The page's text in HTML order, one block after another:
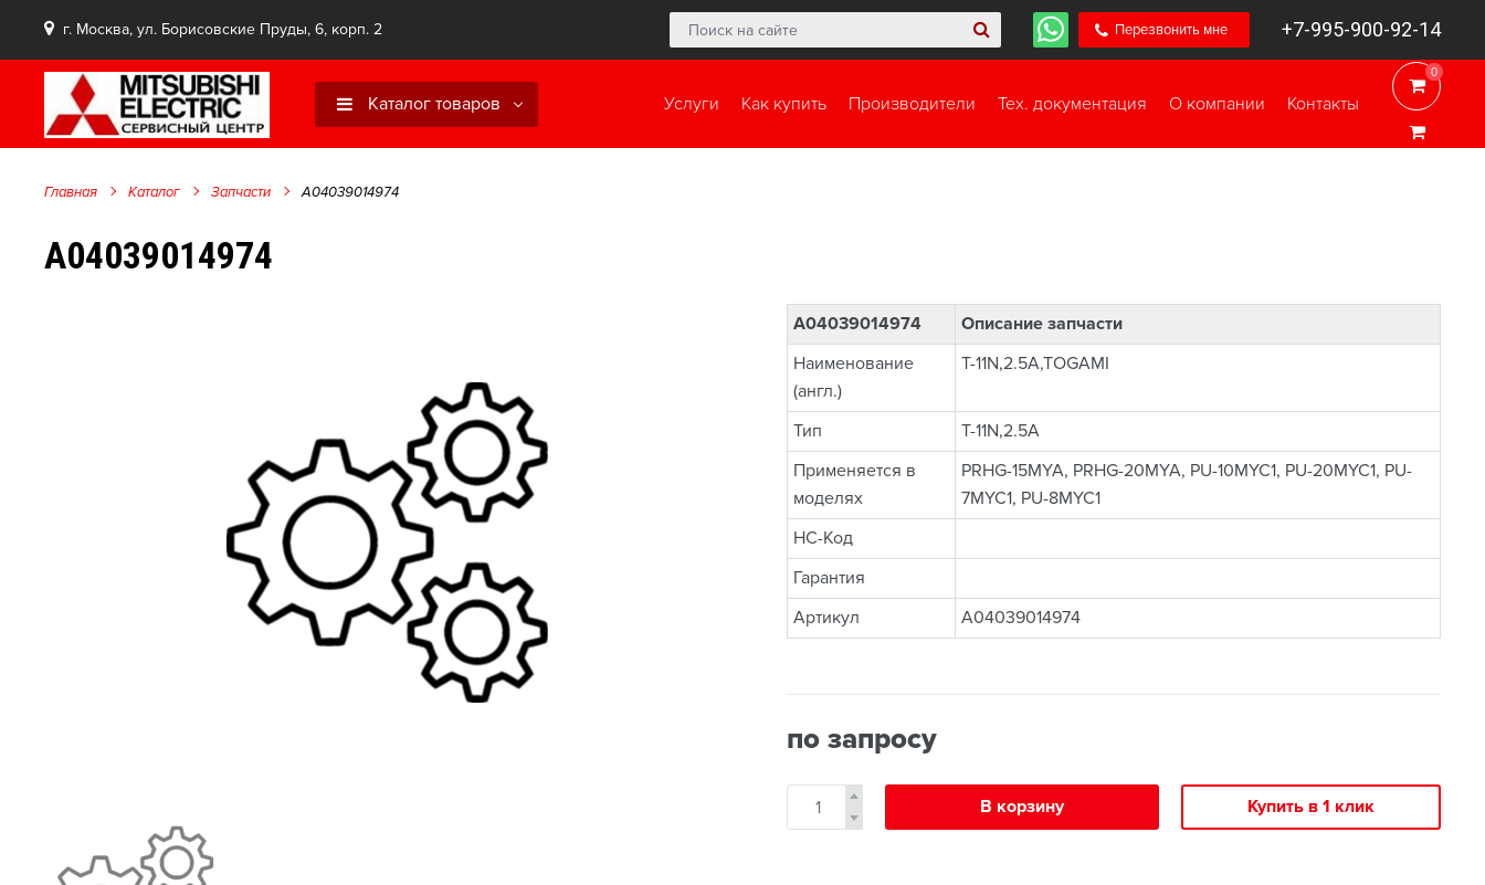
г. Москва, ул. Борисовские Пруды, 6, корп. 2 Перезвонить мне +7-995-900-92-14
0
0
Услуги Как купить Производители Тех. документация О компании Контакты
Каталог товаров
Главная Каталог Запчасти A04039014974
A04039014974
A04039014974
Описание запчасти
Наименование
(англ.)
T-11N,2.5A,TOGAMI
Тип
T-11N,2.5A
Применяется в
моделях
PRHG-15MYA, PRHG-20MYA, PU-10MYC1, PU-20MYC1, PU-
7MYC1, PU-8MYC1
НС-Код
Гарантия
Артикул
A04039014974
по запросу
В корзину Купить в 1 клик